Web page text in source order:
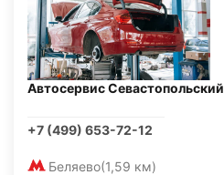
Автосервис Севастопольский
+7 (499) 653-72-12
Беляево(1,59 км)